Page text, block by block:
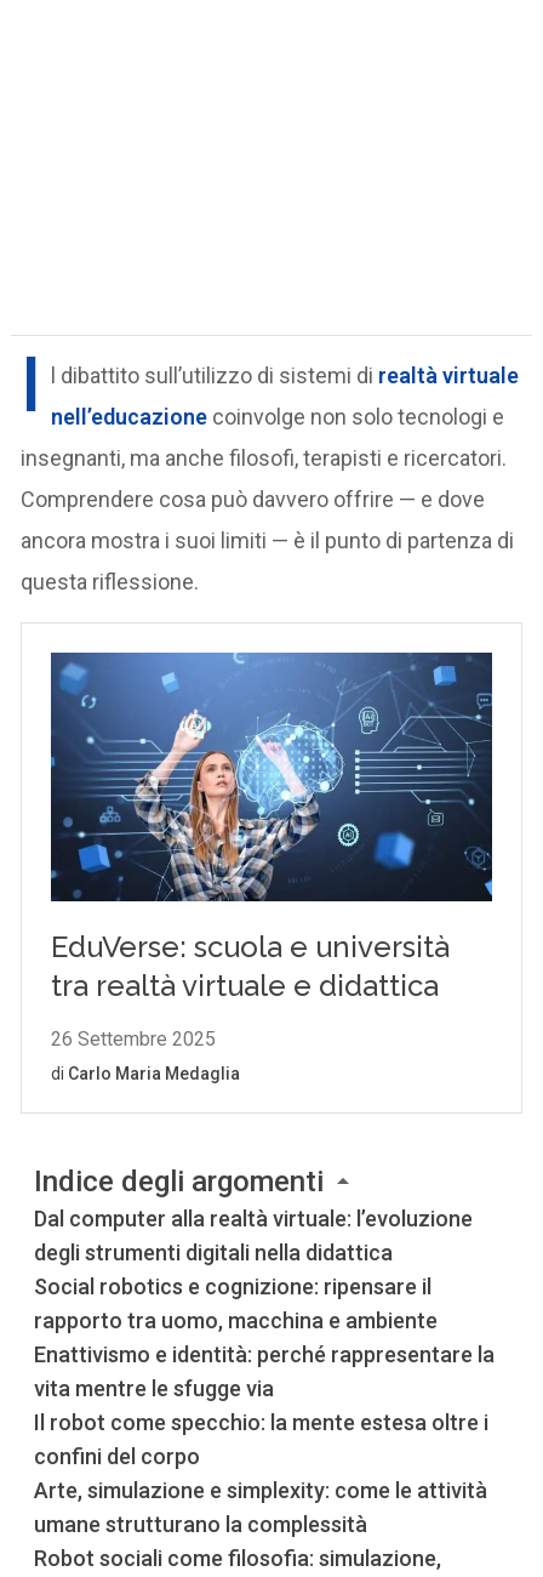
I l dibattito sull’utilizzo di sistemi di realtà virtuale
nell’educazione coinvolge non solo tecnologi e
insegnanti, ma anche filosofi, terapisti e ricercatori.
Comprendere cosa può davvero offrire — e dove
ancora mostra i suoi limiti — è il punto di partenza di
questa riflessione.
Indice degli argomenti
Dal computer alla realtà virtuale: l’evoluzione
degli strumenti digitali nella didattica
Social robotics e cognizione: ripensare il
rapporto tra uomo, macchina e ambiente
Enattivismo e identità: perché rappresentare la
vita mentre le sfugge via
Il robot come specchio: la mente estesa oltre i
confini del corpo
Arte, simulazione e simplexity: come le attività
umane strutturano la complessità
Robot sociali come filosofia: simulazione,